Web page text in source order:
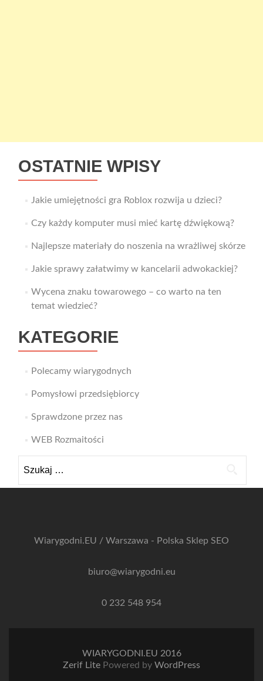
OSTATNIE WPISY
Jakie umiejętności gra Roblox rozwija u dzieci?
Czy każdy komputer musi mieć kartę dźwiękową?
Najlepsze materiały do noszenia na wrażliwej skórze
Jakie sprawy załatwimy w kancelarii adwokackiej?
Wycena znaku towarowego – co warto na ten
temat wiedzieć?
KATEGORIE
Polecamy wiarygodnych
Pomysłowi przedsiębiorcy
Sprawdzone przez nas
WEB Rozmaitości
Wiarygodni.EU / Warszawa - Polska Sklep SEO
biuro@wiarygodni.eu
0 232 548 954
WIARYGODNI.EU 2016
Zerif Lite Powered by WordPress